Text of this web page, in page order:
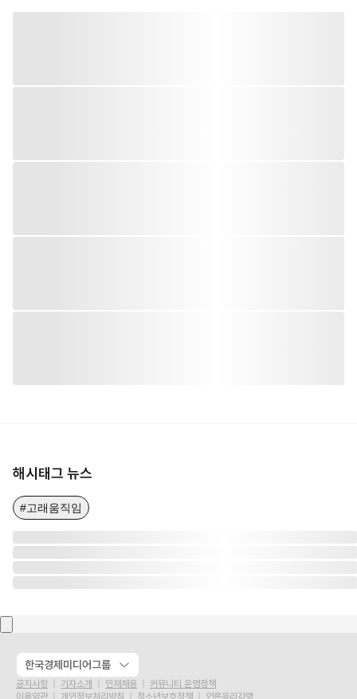
해시태그 뉴스
#고래움직임
한국경제미디어그룹
공지사항 기자소개 인재채용
커뮤니티 운영정책